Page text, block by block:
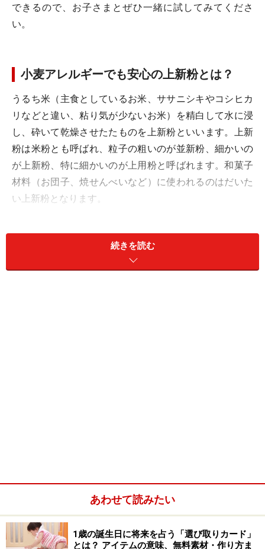
できるので、お子さまとぜひ一緒に試してみてくださ
い。
小麦アレルギーでも安心の上新粉とは？
うるち米（主食としているお米、ササニシキやコシヒカ
リなどと違い、粘り気が少ないお米）を精白して水に浸
し、砕いて乾燥させたたものを上新粉といいます。上新
粉は米粉とも呼ばれ、粒子の粗いのが並新粉、細かいの
が上新粉、特に細かいのが上用粉と呼ばれます。和菓子
材料（お団子、焼せんべいなど）に使われるのはだいた
い上新粉となります。
上新粉は同じ量の小麦粉と比較すると、エネルギーやタ
ンパク質、脂質、カルシウム、食物繊維等が少なく、炭
水化物やリン、マグネシウム、鉄分が若干多く含まれて
きな粉などの不足しがちな大豆タンパク質を合わせて食
べるのは、昔の人の知恵なのです）。
>>お次はぶどう大福の作り方>>
続きを読む
あわせて読みたい
1歳の誕生日に将来を占う「選び取りカード」
とは？ アイテムの意味、無料素材・作り方ま